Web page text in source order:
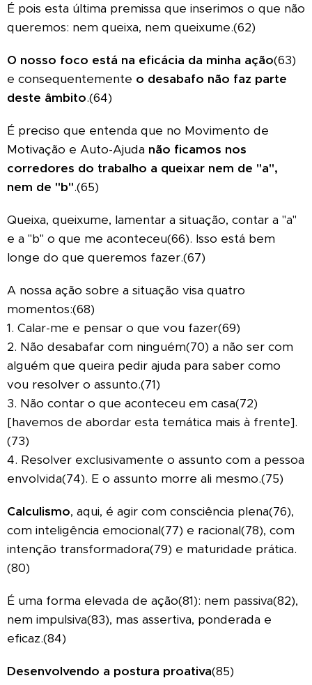
É pois esta última premissa que inserimos o que não
queremos: nem queixa, nem queixume.(62)
O nosso foco está na eficácia da minha ação(63)
e consequentemente o desabafo não faz parte
deste âmbito.(64)
É preciso que entenda que no Movimento de
Motivação e Auto-Ajuda não ficamos nos
corredores do trabalho a queixar nem de "a",
nem de "b".(65)
Queixa, queixume, lamentar a situação, contar a "a"
e a "b" o que me aconteceu(66). Isso está bem
longe do que queremos fazer.(67)
A nossa ação sobre a situação visa quatro
momentos:(68)
1. Calar-me e pensar o que vou fazer(69)
2. Não desabafar com ninguém(70) a não ser com
alguém que queira pedir ajuda para saber como
vou resolver o assunto.(71)
3. Não contar o que aconteceu em casa(72)
[havemos de abordar esta temática mais à frente].
(73)
4. Resolver exclusivamente o assunto com a pessoa
envolvida(74). E o assunto morre ali mesmo.(75)
Calculismo, aqui, é agir com consciência plena(76),
com inteligência emocional(77) e racional(78), com
intenção transformadora(79) e maturidade prática.
(80)
É uma forma elevada de ação(81): nem passiva(82),
nem impulsiva(83), mas assertiva, ponderada e
eficaz.(84)
Desenvolvendo a postura proativa(85)